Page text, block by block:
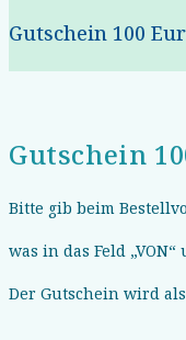
Gutschein 100
Gutschein
Bitte gib beim
was in das Feld
Der Gutschein wird